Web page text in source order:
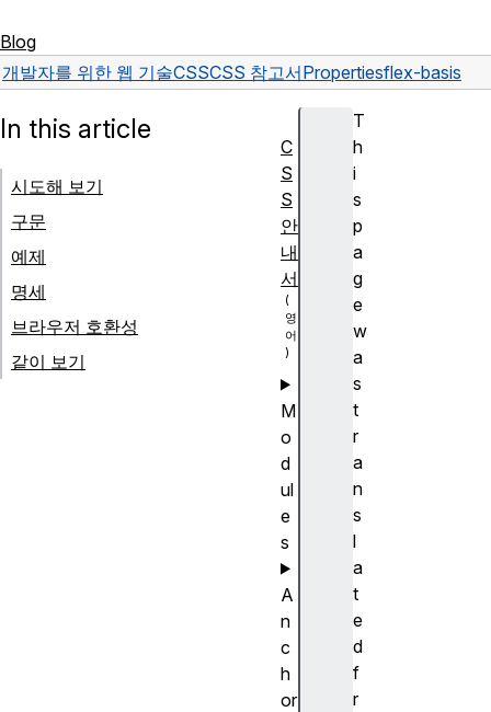
Blog
개발자를 위한 웹 기술CSSCSS 참고서Propertiesflex-basis
T
h
i
s
p
a
g
e
w
a
s
t
r
a
n
s
l
a
t
e
d
f
r
In this article
시도해 보기
구문
예제
명세
브라우저 호환성
같이 보기
C
S
S
안
내
서
M
o
d
ul
e
s
A
n
c
h
or